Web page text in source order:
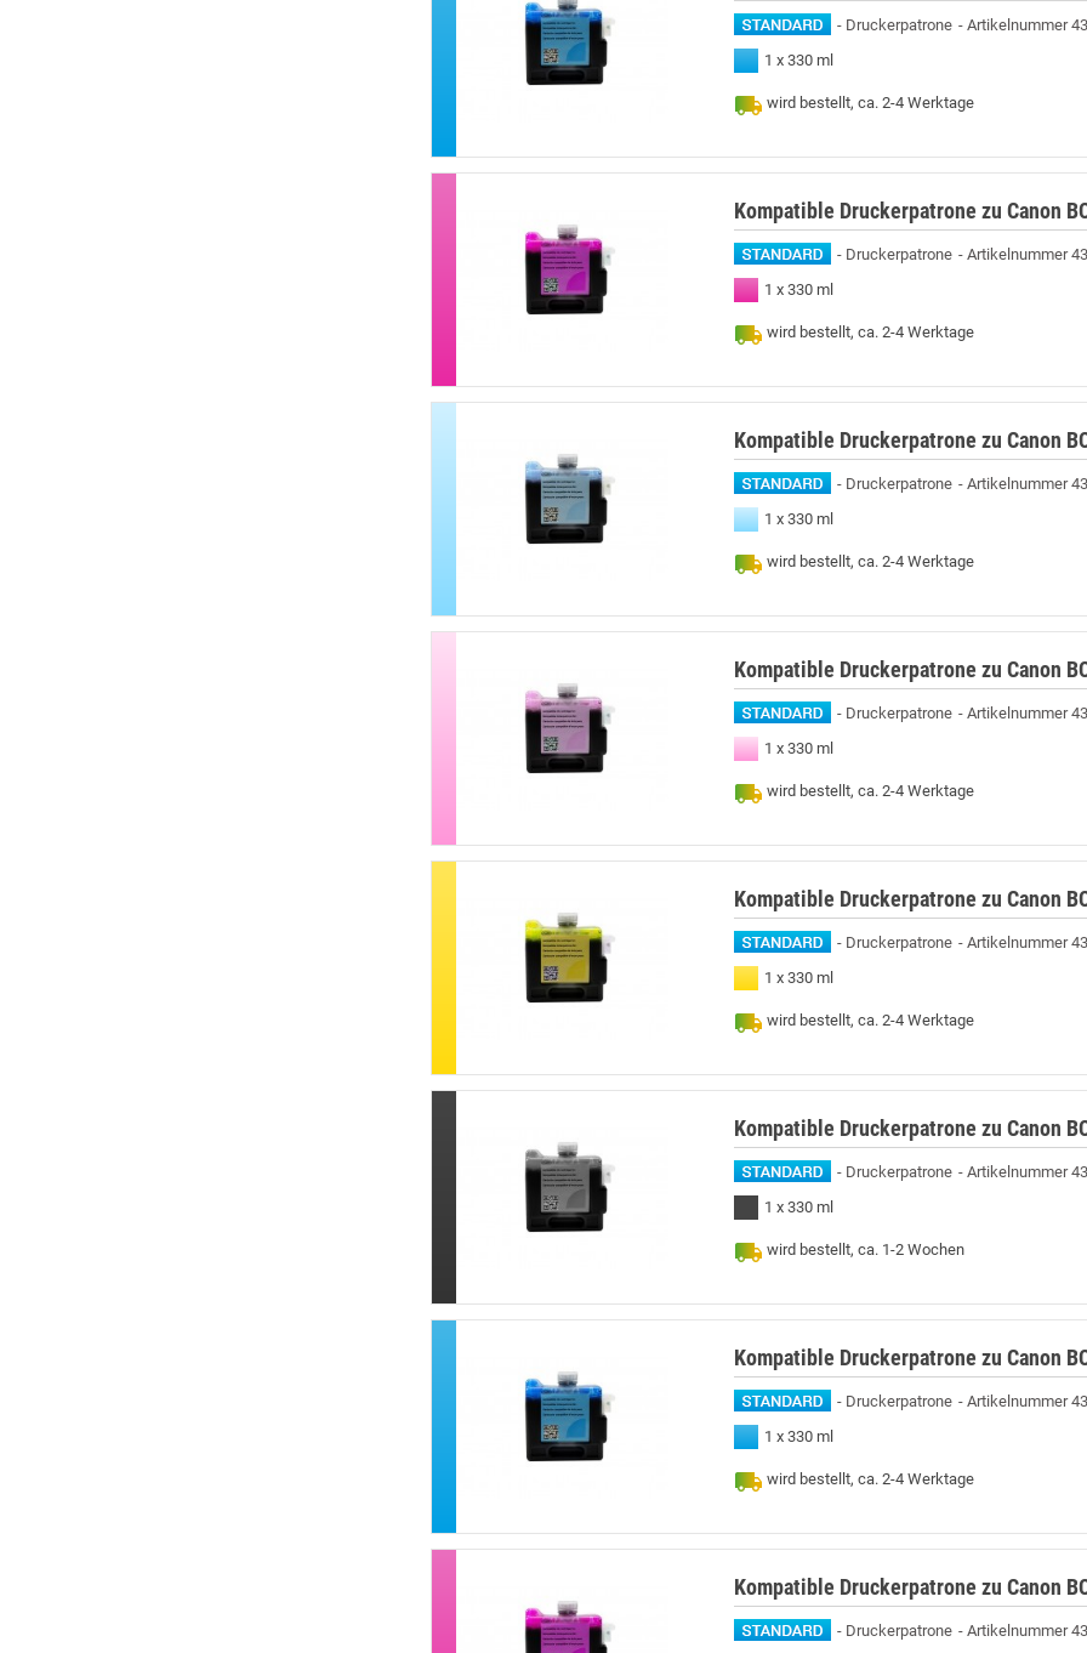
Druckerpatrone
Artikelnummer
1 x 330 ml
wird bestellt, ca. 2-4 Werktage
Kompatible Druckerpatrone zu Canon
Druckerpatrone
Artikelnummer
1 x 330 ml
wird bestellt, ca. 2-4 Werktage
Kompatible Druckerpatrone zu Canon
Druckerpatrone
Artikelnummer
1 x 330 ml
wird bestellt, ca. 2-4 Werktage
Kompatible Druckerpatrone zu Canon
Druckerpatrone
Artikelnummer
1 x 330 ml
wird bestellt, ca. 2-4 Werktage
Kompatible Druckerpatrone zu Canon
Druckerpatrone
Artikelnummer
1 x 330 ml
wird bestellt, ca. 2-4 Werktage
Kompatible Druckerpatrone zu Canon
Druckerpatrone
Artikelnummer
1 x 330 ml
wird bestellt, ca. 1-2 Wochen
Kompatible Druckerpatrone zu Canon
Druckerpatrone
Artikelnummer
1 x 330 ml
wird bestellt, ca. 2-4 Werktage
Kompatible Druckerpatrone zu Canon
Druckerpatrone Artikelnummer